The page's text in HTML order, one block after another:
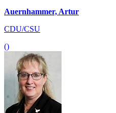
Auernhammer, Artur
CDU/CSU
()